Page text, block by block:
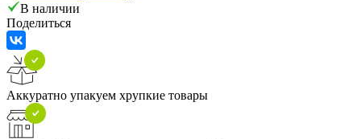
В наличии
Поделиться
Аккуратно упакуем хрупкие товары